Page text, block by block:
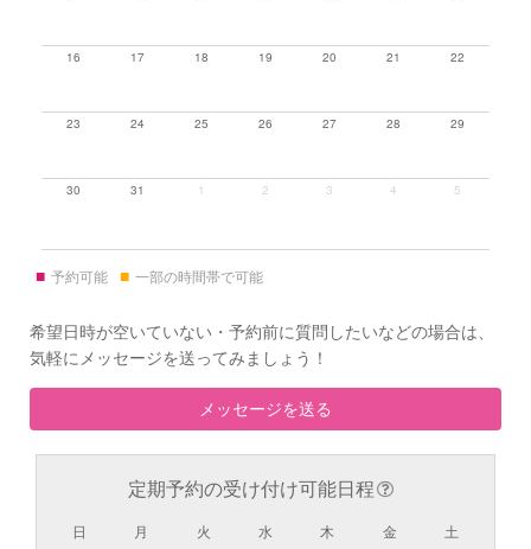
16 17 18 19 20 21 22
23 24 25 26 27 28 29
30 31 1 2 3 4 5
■ 予約可能 ■ 一部の時間帯で可能
希望日時が空いていない・予約前に質問したいなどの場合は、
気軽にメッセージを送ってみましょう！
メッセージを送る
定期予約の受け付け可能日程
日
月
火
水
木
金
土